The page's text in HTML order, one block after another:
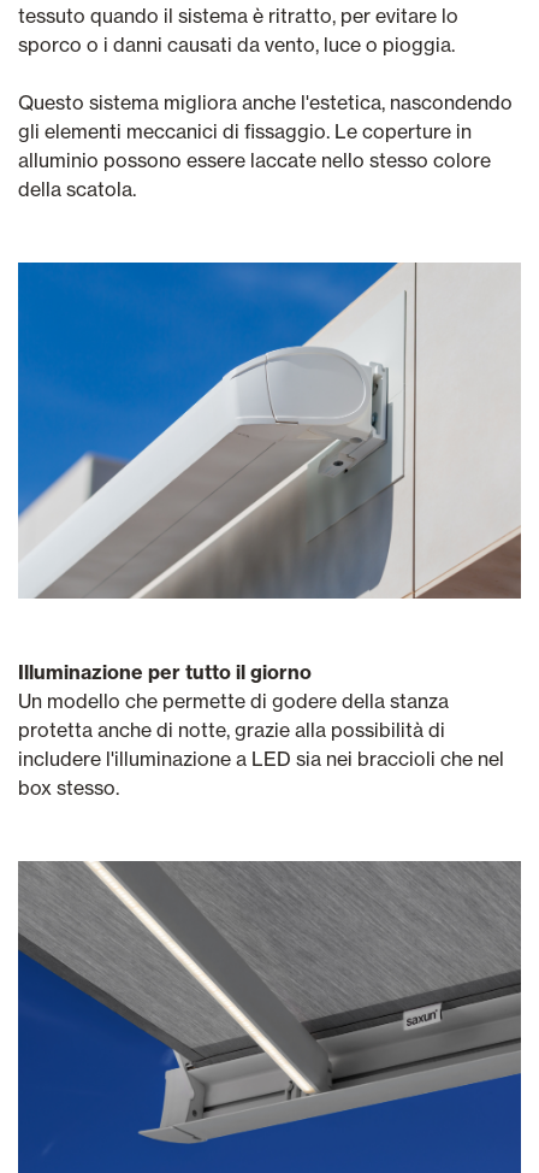
tessuto quando il sistema è ritratto, per evitare lo
sporco o i danni causati da vento, luce o pioggia.
Questo sistema migliora anche l'estetica, nascondendo
gli elementi meccanici di fissaggio. Le coperture in
alluminio possono essere laccate nello stesso colore
della scatola.
Illuminazione per tutto il giorno
Un modello che permette di godere della stanza
protetta anche di notte, grazie alla possibilità di
includere l'illuminazione a LED sia nei braccioli che nel
box stesso.